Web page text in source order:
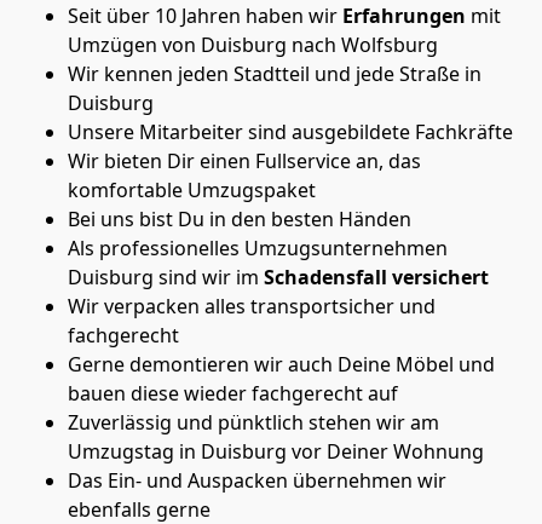
Seit über 10 Jahren haben wir Erfahrungen mit
Umzügen von Duisburg nach Wolfsburg
Wir kennen jeden Stadtteil und jede Straße in
Duisburg
Unsere Mitarbeiter sind ausgebildete Fachkräfte
Wir bieten Dir einen Fullservice an, das
komfortable Umzugspaket
Bei uns bist Du in den besten Händen
Als professionelles Umzugsunternehmen
Duisburg sind wir im Schadensfall versichert
Wir verpacken alles transportsicher und
fachgerecht
Gerne demontieren wir auch Deine Möbel und
bauen diese wieder fachgerecht auf
Zuverlässig und pünktlich stehen wir am
Umzugstag in Duisburg vor Deiner Wohnung
Das Ein- und Auspacken übernehmen wir
ebenfalls gerne